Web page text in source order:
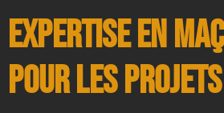
Expertise en
pour les